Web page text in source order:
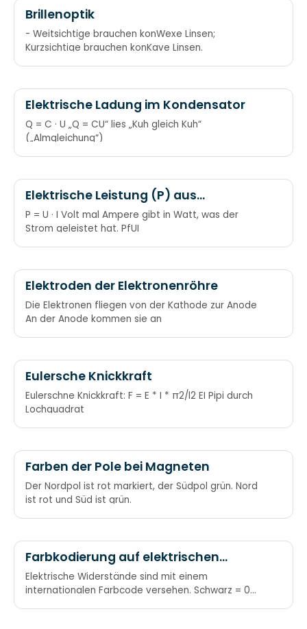
Brillenoptik
- Weitsichtige brauchen konWexe Linsen;
Kurzsichtige brauchen konKave Linsen.
Elektrische Ladung im Kondensator
Q = C · U „Q = CU“ lies „Kuh gleich Kuh“
(„Almgleichung“)
Elektrische Leistung (P) aus
Stromstärke (I) und Spannung (U)
P = U · I Volt mal Ampere gibt in Watt, was der
Strom geleistet hat. PfUI
Elektroden der Elektronenröhre
Die Elektronen fliegen von der Kathode zur Anode
An der Anode kommen sie an
Eulersche Knickkraft
Eulerschne Knickkraft: F = E * I * π2/l2 EI Pipi durch
Lochquadrat
Farben der Pole bei Magneten
Der Nordpol ist rot markiert, der Südpol grün. Nord
ist rot und Süd ist grün.
Farbkodierung auf elektrischen
Widerständen
Elektrische Widerstände sind mit einem
internationalen Farbcode versehen. Schwarz = 0